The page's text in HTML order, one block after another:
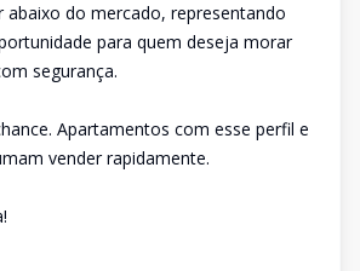
abaixo do mercado, representando
para quem deseja morar
segurança.
Apartamentos com esse perfil e
vender rapidamente.